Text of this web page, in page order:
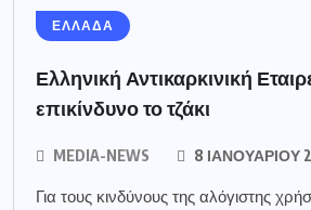
ΕΛΛΑΔΑ
Ελληνική Αντικαρκινική
επικίνδυνο το τζάκι
MEDIA-NEWS 8 ΙΑΝΟΥΑΡΊΟΥ
Για τους κινδύνους της αλόγιστης